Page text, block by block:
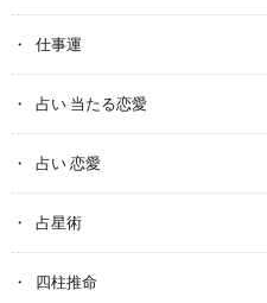
仕事運
占い 当たる恋愛
占い 恋愛
占星術
四柱推命